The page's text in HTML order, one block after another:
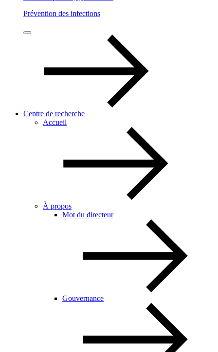
Prévention des infections
Centre de recherche
Accueil
À propos
Mot du directeur
Gouvernance